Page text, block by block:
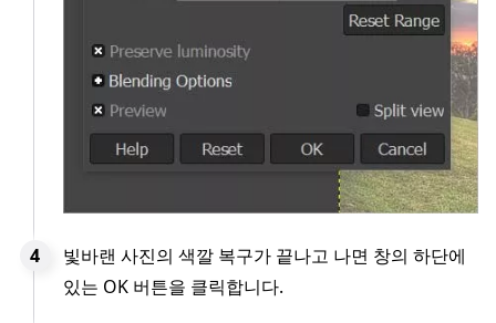
빛바랜 사진의 색깔 복구가 끝나고 나면 창의 하단에
있는 OK 버튼을 클릭합니다.